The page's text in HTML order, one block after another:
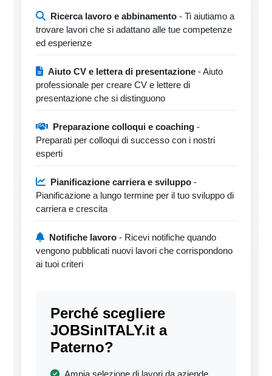
Ricerca lavoro e abbinamento - Ti aiutiamo a
trovare lavori che si adattano alle tue competenze
ed esperienze
Aiuto CV e lettera di presentazione - Aiuto
professionale per creare CV e lettere di
presentazione che si distinguono
Preparazione colloqui e coaching -
Preparati per colloqui di successo con i nostri
esperti
Pianificazione carriera e sviluppo -
Pianificazione a lungo termine per il tuo sviluppo di
carriera e crescita
Notifiche lavoro - Ricevi notifiche quando
vengono pubblicati nuovi lavori che corrispondono
ai tuoi criteri
Perché scegliere
JOBSinITALY.it a
Paterno?
Ampia selezione di lavori da aziende